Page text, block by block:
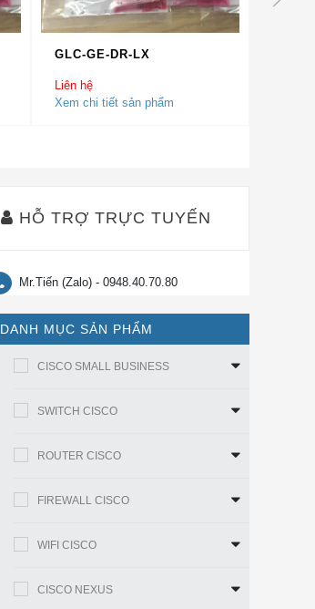
GLC-GE-DR-LX
Liên hệ
Xem chi tiết sản phẩm
HỖ TRỢ TRỰC TUYẾN
Mr.Tiến (Zalo) - 0948.40.70.80
DANH MỤC SẢN PHẨM
CISCO SMALL BUSINESS
SWITCH CISCO
ROUTER CISCO
FIREWALL CISCO
WIFI CISCO
CISCO NEXUS